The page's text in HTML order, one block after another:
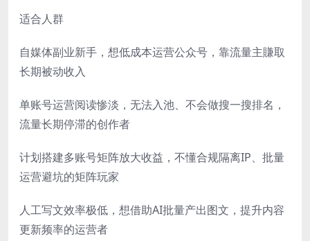
适合人群
自媒体副业新手，想低成本运营公众号，靠流量主賺取
长期被动收入
单账号运营阅读惨淡，无法入池、不会做搜一搜排名，
流量长期停滞的创作者
计划搭建多账号矩阵放大收益，不懂合规隔离IP、批量
运营避坑的矩阵玩家
人工写文效率极低，想借助AI批量产出图文，提升内容
更新频率的运营者